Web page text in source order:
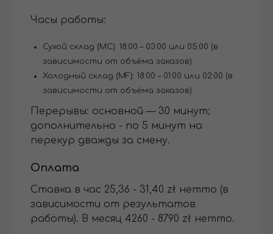
Часы работы:
Сухой склад (MC): 18:00 – 03:00 или 05:00 (в
зависимости от объёма заказов).
Холодный склад (MF): 18:00 – 01:00 или 02:00 (в
зависимости от объёма заказов).
Перерывы: основной — 30 минут;
дополнительно - по 5 минут на
перекур дважды за смену.
Оплата
Ставка в час 25,36 - 31,40 zł нетто (в
зависимости от результатов
работы). В месяц 4260 - 8790 zł нетто.